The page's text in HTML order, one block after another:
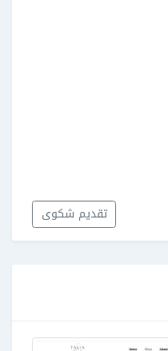
تقديم شكوى